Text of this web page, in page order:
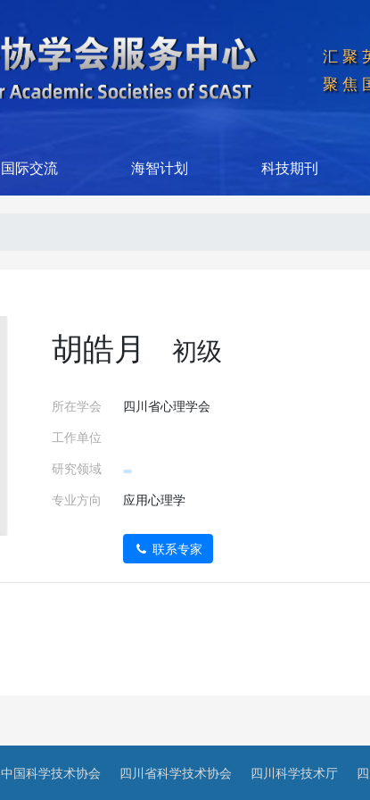
汇聚
聚焦
国际交流 海智计划 科技期刊
胡皓月 初级
所在学会
四川省心理学会
工作单位
研究领域
专业方向
应用心理学
联系专家
中国科学技术协会 四川省科学技术协会 四川科学技术厅